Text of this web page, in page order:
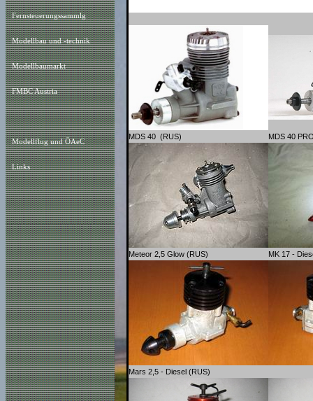
Fernsteuerungssammlg
Modellbau und -technik
Modellbaumarkt
FMBC Austria
Modellflug und ÖAeC
Links
MDS 40 (RUS) MDS 40
Meteor 2,5 Glow (RUS) MK 17 -
Mars 2,5 - Diesel (RUS)